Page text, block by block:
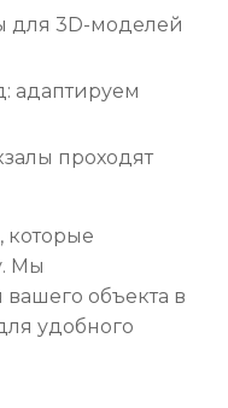
для 3D-моделей
адаптируем
проходят
которые
Мы
объекта в
удобного